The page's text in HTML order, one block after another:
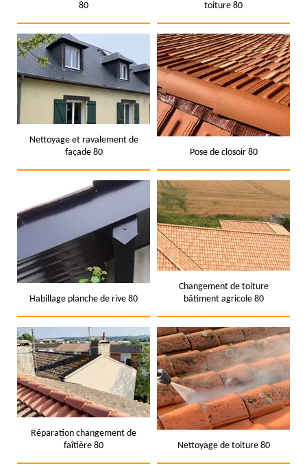
80
toiture 80
Nettoyage et ravalement de
façade 80
Pose de closoir 80
Habillage planche de rive 80
Changement de toiture
bâtiment agricole 80
Réparation changement de
faîtière 80
Nettoyage de toiture 80